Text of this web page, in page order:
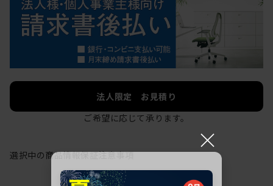
法人限定 お見積り
ご希望に応じて承ります。
選択中の商品情報保証注意事項
×